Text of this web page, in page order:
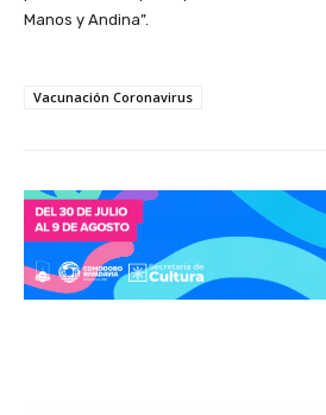
Manos y Andina”.
Vacunación Coronavirus